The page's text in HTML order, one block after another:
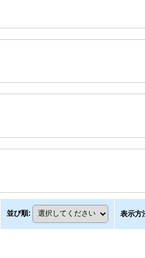
並び順: 表示方